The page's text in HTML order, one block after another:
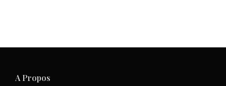
A Propos